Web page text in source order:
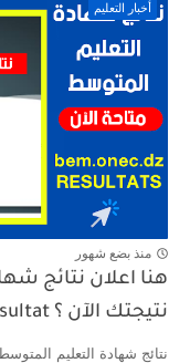
أخبار التعليم
منذ بضع شهور
نتيجتك الآن ؟ bem.onec.dz résultat